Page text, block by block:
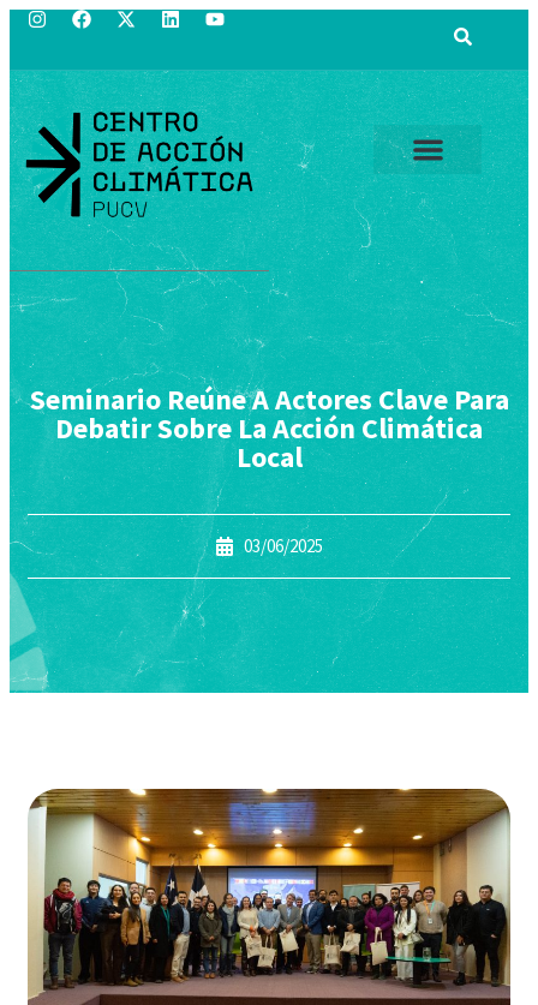
Seminario Reúne A Actores Clave Para
Debatir Sobre La Acción Climática
Local
03/06/2025